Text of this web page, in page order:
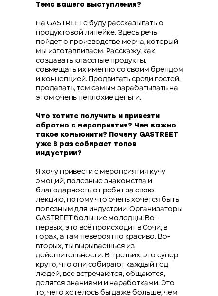
Тема вашего выступления?
На GASTREETе буду рассказывать о
продуктовой линейке. Здесь речь
пойдет о производстве мерча, который
мы изготавливаем. Расскажу, как
создавать классные продукты,
совмещать их именно со своим брендом
и концепцией. Продвигать среди гостей,
продавать, тем самым зарабатывать на
этом очень неплохие деньги.
Что хотите получить и привезти
обратно с мероприятия? Чем важно
такое комьюнити? Почему GASTREET
уже 8 раз собирает топов
индустрии?
Я хочу привести с мероприятия кучу
эмоций, полезные знакомства и
благодарность от ребят за свою
лекцию, потому что очень хочется быть
полезным для индустрии. Организаторы
GASTREET большие молодцы! Во-
первых, это всё происходит в Сочи, в
горах, а там невероятно красиво. Во-
вторых, ты вырываешься из
действительности. В-третьих, это супер
круто, что они собирают каждый год
людей, все встречаются, общаются,
делятся знаниями и наработками. Это
то, чего хотелось бы даже больше, чем